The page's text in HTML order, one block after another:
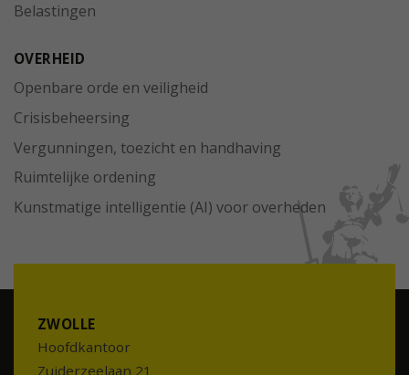
Belastingen
OVERHEID
Openbare orde en veiligheid
Crisisbeheersing
Vergunningen, toezicht en handhaving
Ruimtelijke ordening
Kunstmatige intelligentie (AI) voor overheden
ZWOLLE
Hoofdkantoor
Zuiderzeelaan 21